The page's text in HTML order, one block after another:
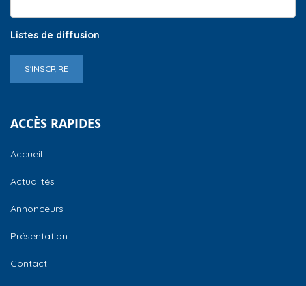
Listes de diffusion
S'INSCRIRE
ACCÈS RAPIDES
Accueil
Actualités
Annonceurs
Présentation
Contact